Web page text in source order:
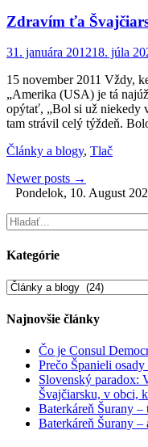
Zdravím ťa
Posted
31. januára 201218. júla
15 november 2011 Vždy,
„Amerika (USA) je tá
opýtať, „Bol si už niekedy
tam strávil celý týždeň.
Categories
Články a blogy, Tlač
Post
navigation
Newer posts →
Pondelok, 10. August
Facebook
Email
Search
for:
Kategórie
Kategórie
Najnovšie články
Čo je Consul
Prečo Španieli
Slovenský paradox:
Švajčiarsku, v obci,
Baterkáreň Šurany
Baterkáreň Šurany –